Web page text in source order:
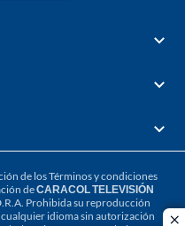
de losTérminos y condiciones
deCARACOL TELEVISIÓN
Prohibida su reproducción
idioma sin autorización